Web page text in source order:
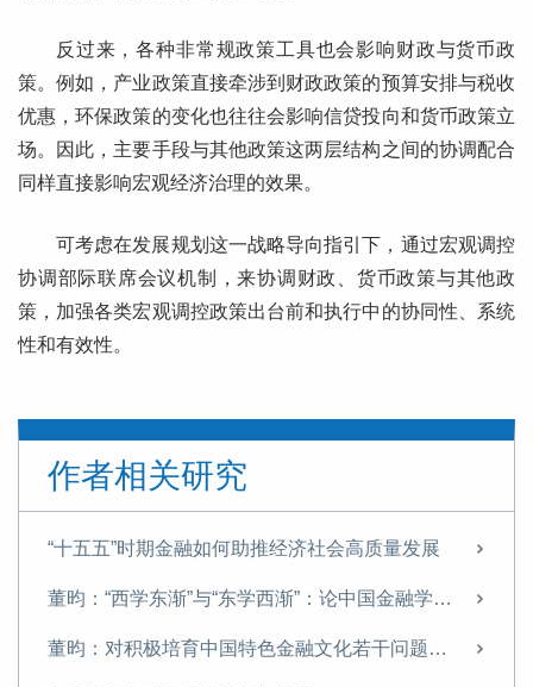
反过来，各种非常规政策工具也会影响财政与货币政
策。例如，产业政策直接牵涉到财政政策的预算安排与税收
优惠，环保政策的变化也往往会影响信贷投向和货币政策立
场。因此，主要手段与其他政策这两层结构之间的协调配合
同样直接影响宏观经济治理的效果。
可考虑在发展规划这一战略导向指引下，通过宏观调控
协调部际联席会议机制，来协调财政、货币政策与其他政
策，加强各类宏观调控政策出台前和执行中的协同性、系统
性和有效性。
作者相关研究
“十五五”时期金融如何助推经济社会高质量发展
董昀：“西学东渐”与“东学西渐”：论中国金融学自主知识体系的文化根基
董昀：对积极培育中国特色金融文化若干问题的思考